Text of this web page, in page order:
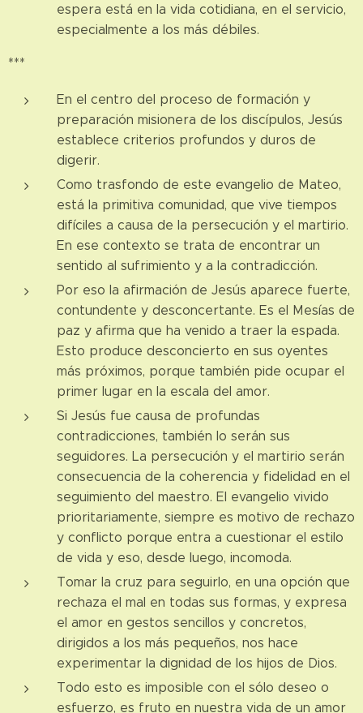
espera está en la vida cotidiana, en el servicio,
especialmente a los más débiles.
***
En el centro del proceso de formación y
preparación misionera de los discípulos, Jesús
establece criterios profundos y duros de
digerir.
Como trasfondo de este evangelio de Mateo,
está la primitiva comunidad, que vive tiempos
difíciles a causa de la persecución y el martirio.
En ese contexto se trata de encontrar un
sentido al sufrimiento y a la contradicción.
Por eso la afirmación de Jesús aparece fuerte,
contundente y desconcertante. Es el Mesías de
paz y afirma que ha venido a traer la espada.
Esto produce desconcierto en sus oyentes
más próximos, porque también pide ocupar el
primer lugar en la escala del amor.
Si Jesús fue causa de profundas
contradicciones, también lo serán sus
seguidores. La persecución y el martirio serán
consecuencia de la coherencia y fidelidad en el
seguimiento del maestro. El evangelio vivido
prioritariamente, siempre es motivo de rechazo
y conflicto porque entra a cuestionar el estilo
de vida y eso, desde luego, incomoda.
Tomar la cruz para seguirlo, en una opción que
rechaza el mal en todas sus formas, y expresa
el amor en gestos sencillos y concretos,
dirigidos a los más pequeños, nos hace
experimentar la dignidad de los hijos de Dios.
Todo esto es imposible con el sólo deseo o
esfuerzo, es fruto en nuestra vida de un amor